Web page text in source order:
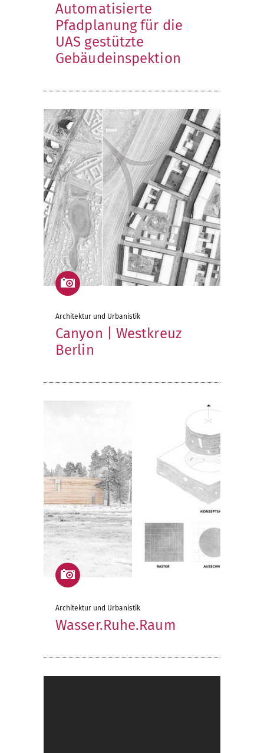
Automatisierte
Pfadplanung für die
UAS gestützte
Gebäudeinspektion
Canyon | Westkreuz
Berlin
Architektur und Urbanistik
Wasser.Ruhe.Raum
Architektur und Urbanistik